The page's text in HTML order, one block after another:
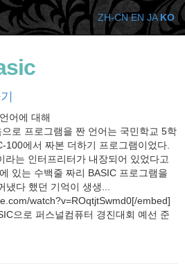
어에 대해
로 프로그램을 짠 언어는 국민학교 5학
100에서 짜본 더하기 프로그램이었다.
라는 인터프리터가 내장되어 있었다고
있는 수백줄 짜리 BASIC 프로그램을
다 했던 기억이 생생...
watch?v=ROqtjtSwmd0[/embed]
으로 퍼스널컴퓨터 경진대회 예선 준
ZH-CN EN JA KO